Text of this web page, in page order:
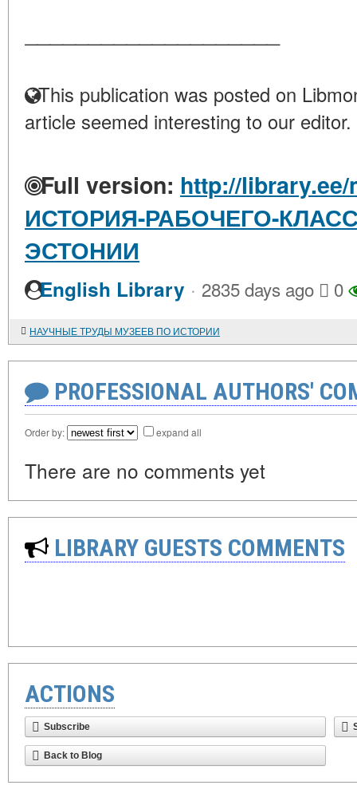
This publication was posted on
article seemed interesting to our editor.
Full version: http://
ИСТОРИЯ-РАБОЧЕГО-
ЭСТОНИИ
English Library · 2835 days ago 0
НАУЧНЫЕ ТРУДЫ МУЗЕЕВ ПО ИСТОРИИ
PROFESSIONAL AUTHORS'
Order by: expand all
There are no comments yet
LIBRARY GUESTS COMMENTS
ACTIONS
Subscribe
Back to Blog